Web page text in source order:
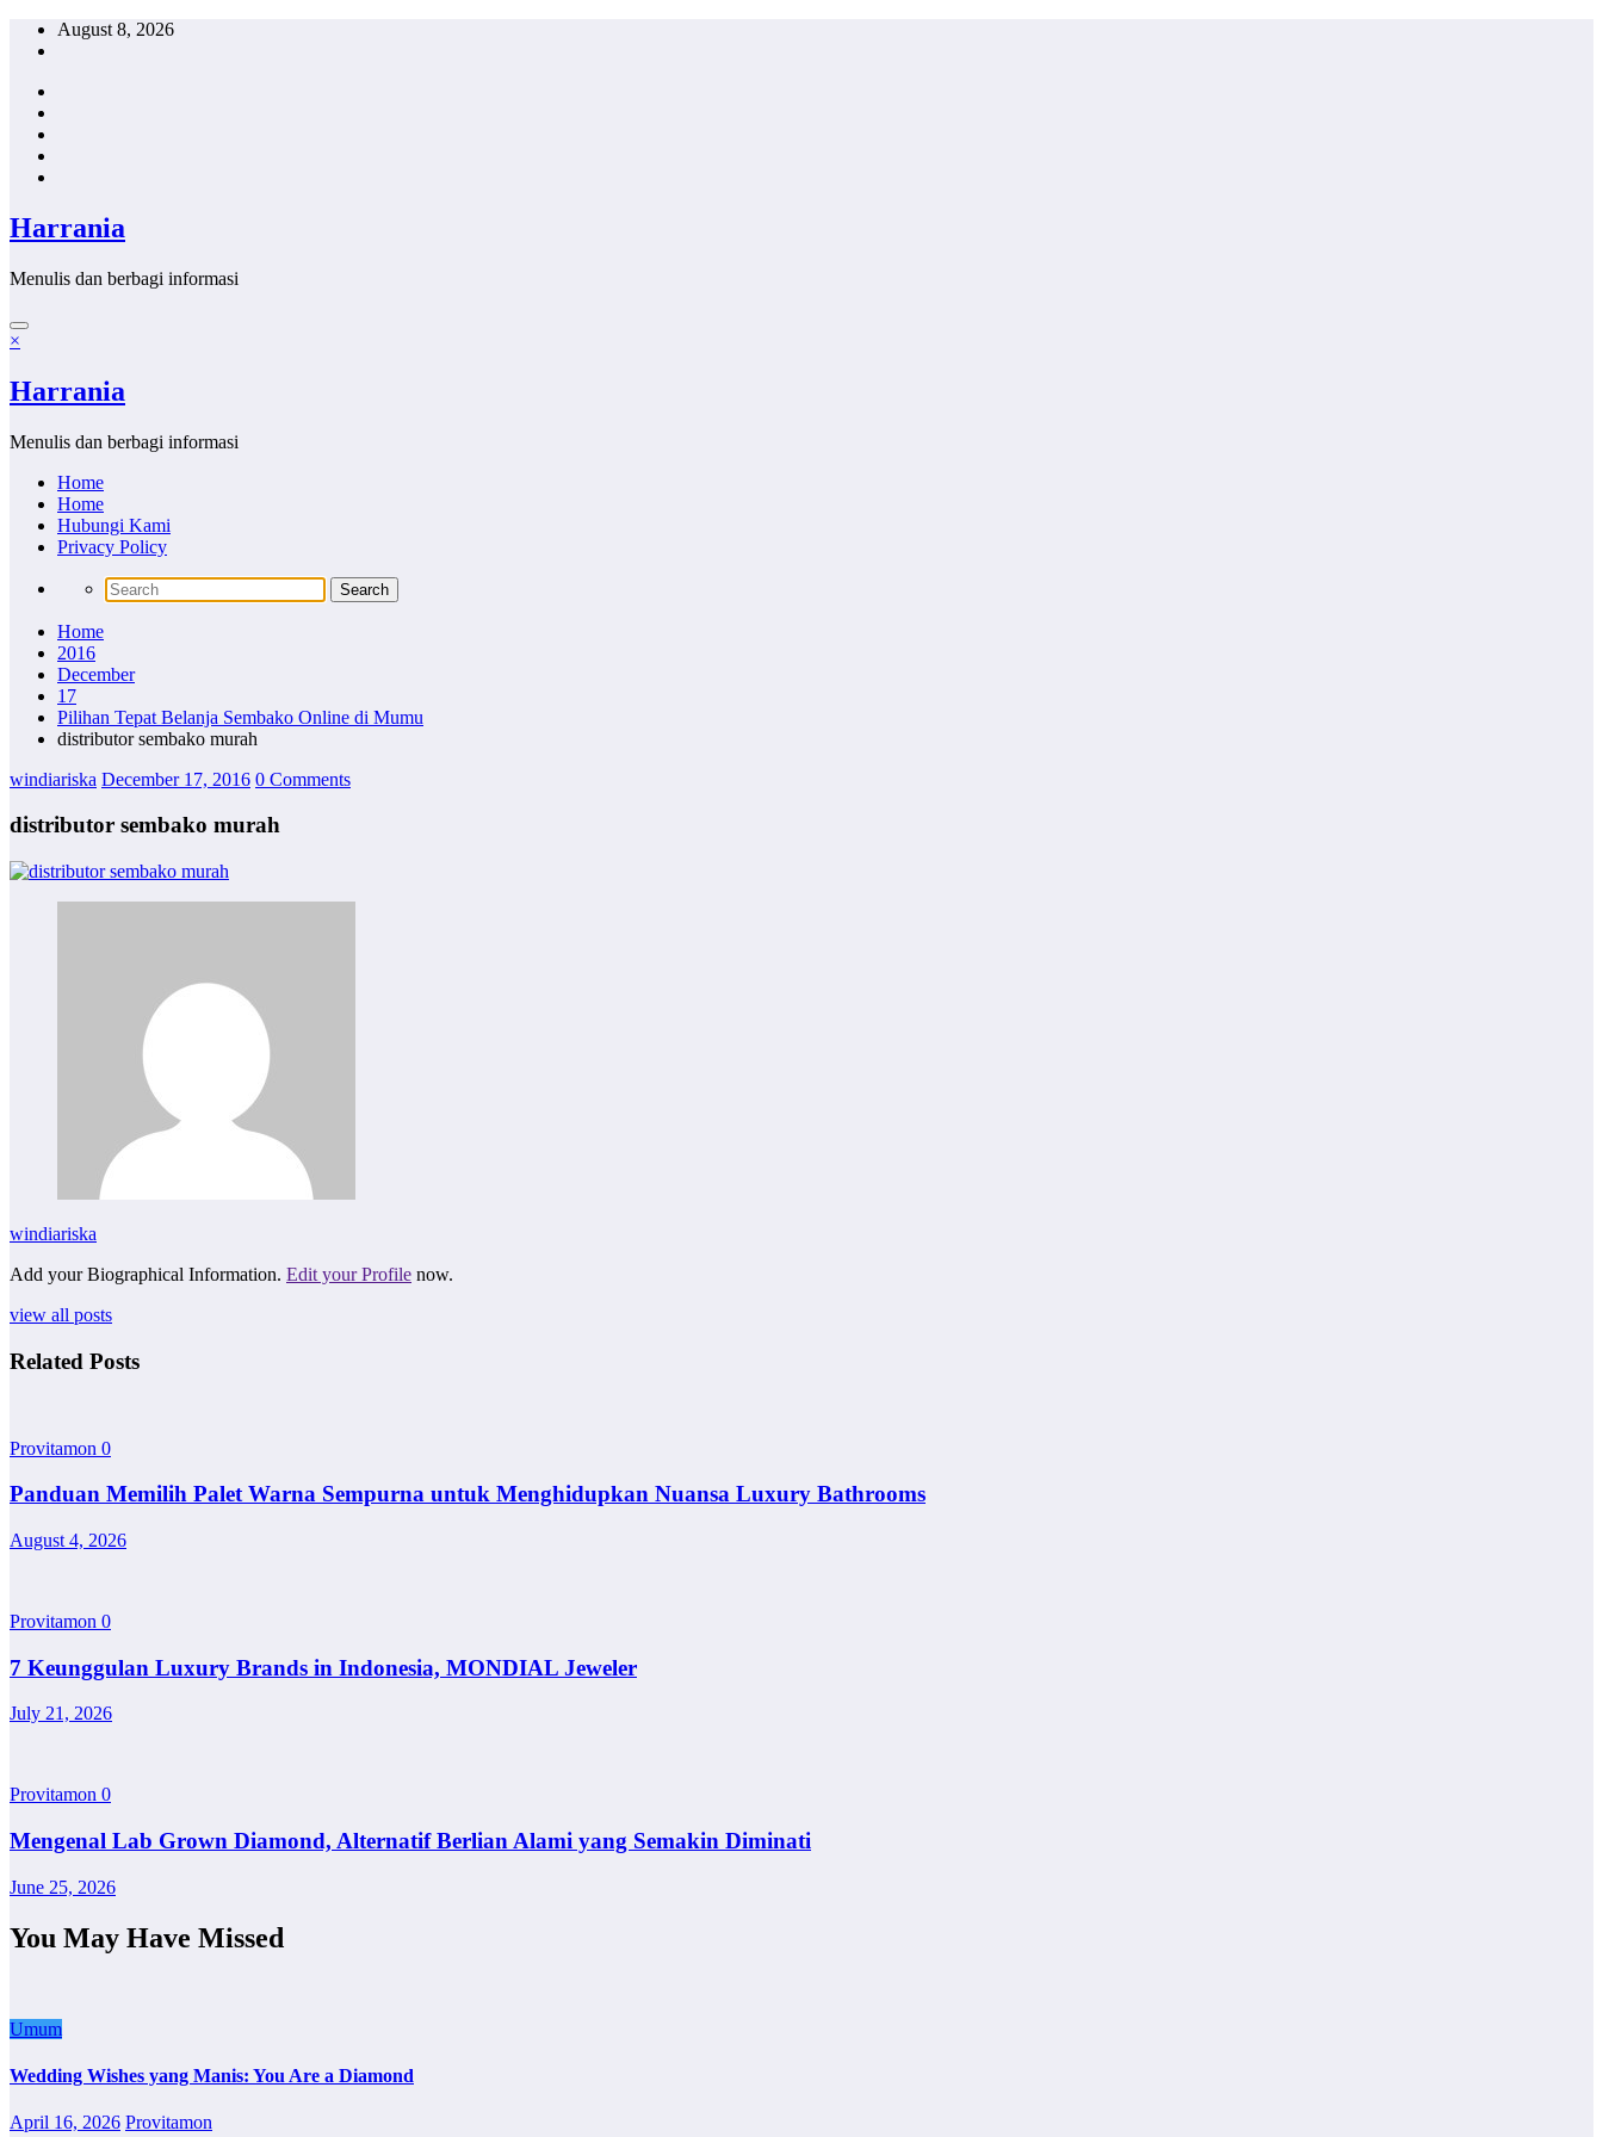
Skip
August 8, 2026
Harrania
Menulis dan berbagi informasi
×
Harrania
Menulis dan berbagi informasi
Home
Home
Hubungi Kami
Privacy Policy
Home
2016
December
17
Pilihan Tepat Belanja Sembako Online di Mumu
distributor sembako murah
windiariska December 17, 2016 0 Comments
distributor sembako murah
windiariska
Add your Biographical Information. Edit your Profile now.
view all posts
Related Posts
Provitamon 0
Panduan Memilih Palet Warna Sempurna untuk Menghidupkan Nuansa Luxury Bathrooms
August 4, 2026
Provitamon 0
7 Keunggulan Luxury Brands in Indonesia, MONDIAL Jeweler
July 21, 2026
Provitamon 0
Mengenal Lab Grown Diamond, Alternatif Berlian Alami yang Semakin Diminati
June 25, 2026
You May Have Missed
Umum
Wedding Wishes yang Manis: You Are a Diamond
April 16, 2026 Provitamon